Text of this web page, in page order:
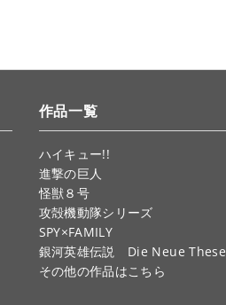
作品一覧
ハイキュー!!
進撃の巨人
怪獣８号
攻殻機動隊シリーズ
SPY×FAMILY
銀河英雄伝説 Die Neue These
その他の作品はこちら